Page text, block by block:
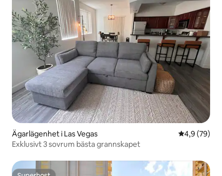
Ägarlägenhet i Las Vegas 4,9 av 5 i
4,9 (79)
Exklusivt 3 sovrum bästa grannskapet